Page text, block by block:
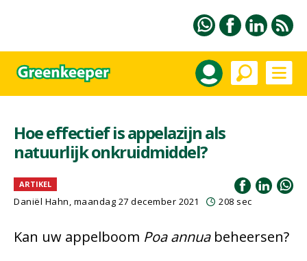
Hoe effectief is appelazijn als
natuurlijk onkruidmiddel?
ARTIKEL
Daniël Hahn, maandag 27 december 2021 208 sec
Kan uw appelboom Poa annuabeheersen?